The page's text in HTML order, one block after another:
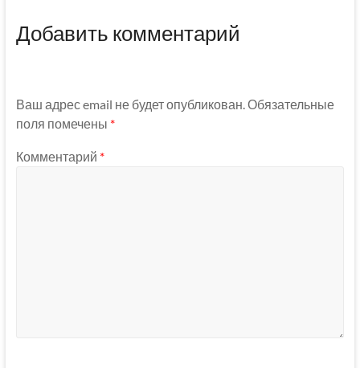
Добавить комментарий
Ваш адрес email не будет опубликован. Обязательные
поля помечены *
Комментарий *